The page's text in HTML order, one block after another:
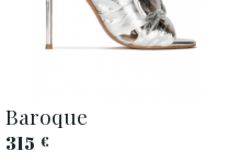
Baroque
315 €